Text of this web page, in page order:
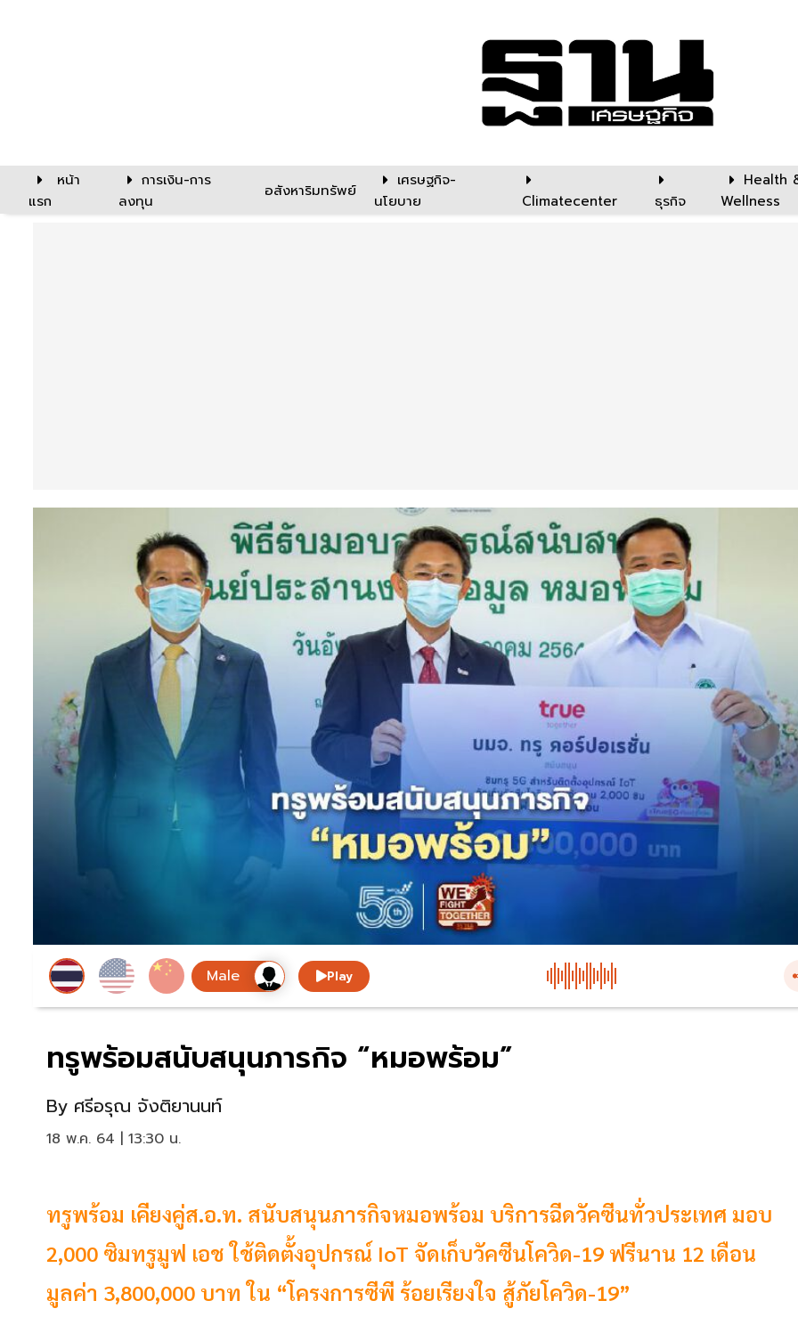
หน้า
แรก
การเงิน-การ
ลงทุน
อสังหาริมทรัพย์
เศรษฐกิจ-
นโยบาย
Climatecenter ธุรกิจ
Health
Wellness
Play
ทรูพร้อมสนับสนุนภารกิจ “หมอพร้อม”
By ศรีอรุณ จังติยานนท์
18 พ.ค. 64 | 13:30 น.
ทรูพร้อม เคียงคู่ส.อ.ท. สนับสนุนภารกิจหมอพร้อม บริการฉีดวัคซีนทั่วประเทศ มอบ
2,000 ซิมทรูมูฟ เอช ใช้ติดตั้งอุปกรณ์ IoT จัดเก็บวัคซีนโควิด-19 ฟรีนาน 12 เดือน
มูลค่า 3,800,000 บาท ใน “โครงการซีพี ร้อยเรียงใจ สู้ภัยโควิด-19”